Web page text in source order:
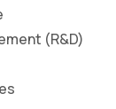
(R&D)